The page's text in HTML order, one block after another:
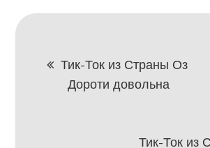
Навигация
Тик-Ток из Страны Оз
Дороти довольна
Тик-Ток из